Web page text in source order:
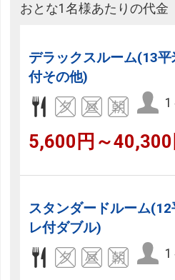
おとな1名様あたりの代金
デラックスルーム(13
付その他)
1
5,600円～40,300
スタンダードルーム
レ付ダブル)
1